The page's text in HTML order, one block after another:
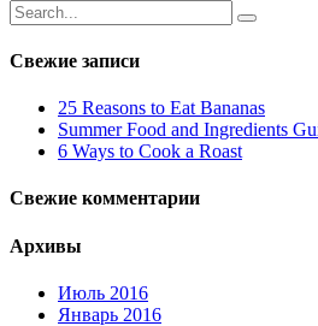
Свежие записи
25 Reasons to Eat Bananas
Summer Food and Ingredients
6 Ways to Cook a Roast
Свежие комментарии
Архивы
Июль 2016
Январь 2016